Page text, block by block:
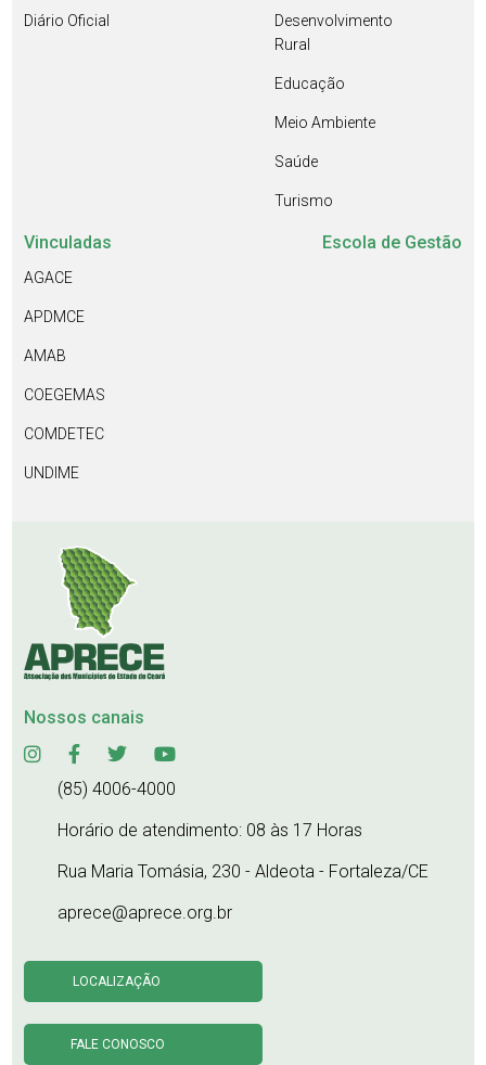
Diário Oficial
Desenvolvimento
Rural
Educação
Meio Ambiente
Saúde
Turismo
Vinculadas
AGACE
APDMCE
AMAB
COEGEMAS
COMDETEC
UNDIME
Escola de Gestão
Nossos canais
(85) 4006-4000
Horário de atendimento: 08 às 17 Horas
Rua Maria Tomásia, 230 - Aldeota - Fortaleza/CE
aprece@aprece.org.br
LOCALIZAÇÃO
FALE CONOSCO